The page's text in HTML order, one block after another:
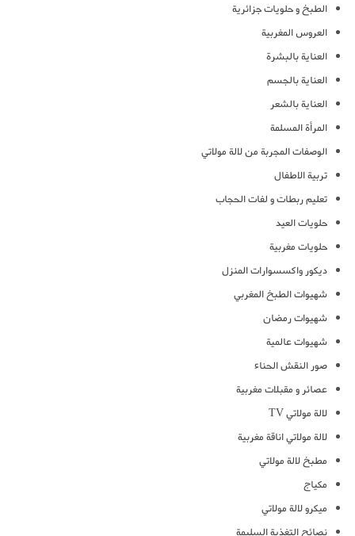
الطبخ و حلويات جزائرية
العروس المغربية
العناية بالبشرة
العناية بالجسم
العناية بالشعر
المرأة المسلمة
الوصفات المجربة من لالة مولاتي
تربية الاطفال
تعليم ربطات و لفات الحجاب
حلويات العيد
حلويات مغربية
ديكور واكسسوارات المنزل
شهيوات الطبخ المغربي
شهيوات رمضان
شهيوات عالمية
صور النقش الحناء
عصائر و مقبلات مغربية
لالة مولاتي TV
لالة مولاتي اناقة مغربية
مطبخ لالة مولاتي
مكياج
ميكرو لالة مولاتي